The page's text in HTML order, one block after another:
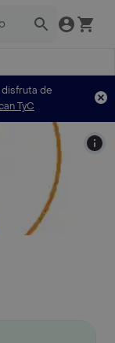
disfruta de
TyC